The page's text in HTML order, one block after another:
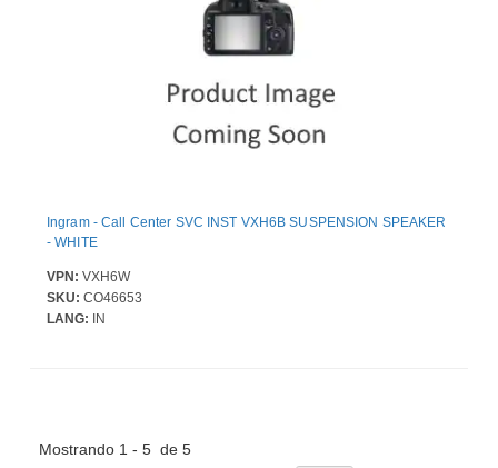
Ingram - Call Center SVC INST VXH6B SUSPENSION SPEAKER
- WHITE
VPN: VXH6W
SKU: CO46653
LANG: IN
Mostrando 1 - 5 de 5